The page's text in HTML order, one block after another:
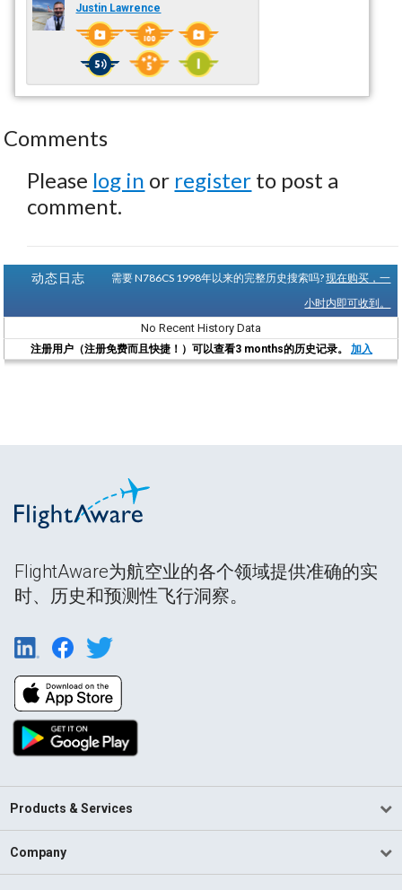
Justin Lawrence
Comments
Please log in or register to post a
comment.
动态日志 需要 N786CS 1998年以来的完整历史搜索吗?现在购买，一
小时内即可收到。
No Recent History Data
注册用户（注册免费而且快捷！）可以查看3 months的历史记录。 加入
FlightAware为航空业的各个领域提供准确的实
时、历史和预测性飞行洞察。
Products & Services
Company